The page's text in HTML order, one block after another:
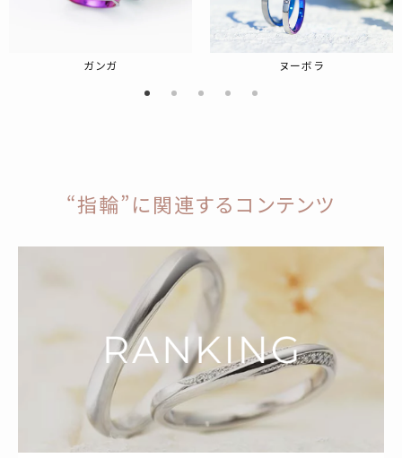
ガンガ ヌーボラ
“指輪”に関連するコンテンツ